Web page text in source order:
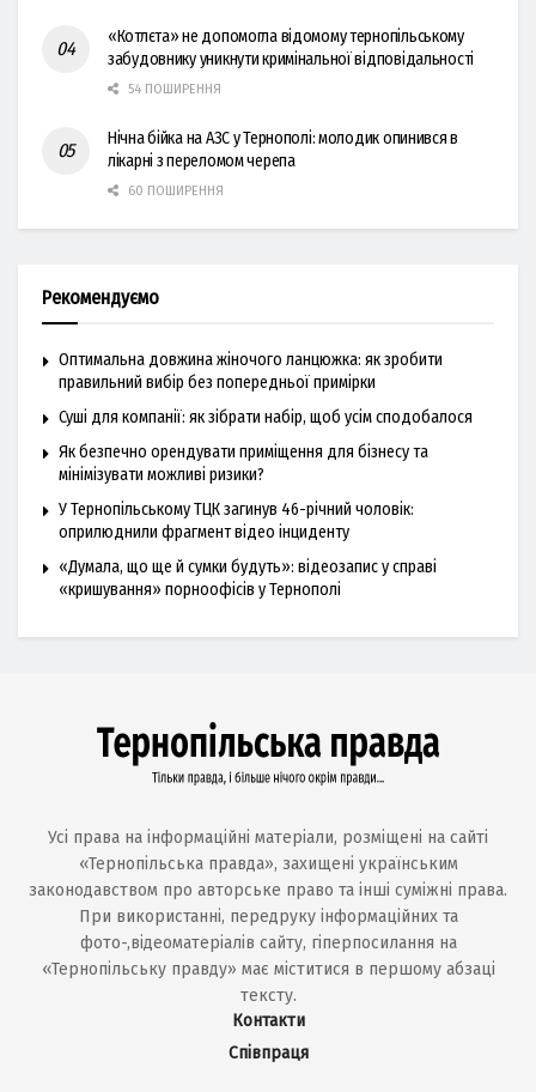
«Котлєта» не допомогла відомому тернопільському
забудовнику уникнути кримінальної відповідальності
54 ПОШИРЕННЯ
Нічна бійка на АЗС у Тернополі: молодик опинився в
лікарні з переломом черепа
60 ПОШИРЕННЯ
Рекомендуємо
Оптимальна довжина жіночого ланцюжка: як зробити
правильний вибір без попередньої примірки
Суші для компанії: як зібрати набір, щоб усім сподобалося
Як безпечно орендувати приміщення для бізнесу та
мінімізувати можливі ризики?
У Тернопільському ТЦК загинув 46-річний чоловік:
оприлюднили фрагмент відео інциденту
«Думала, що ще й сумки будуть»: відеозапис у справі
«кришування» порноофісів у Тернополі
Усі права на інформаційні матеріали, розміщені на сайті
«Тернопільська правда», захищені українським
законодавством про авторське право та інші суміжні права.
При використанні, передруку інформаційних та
фото-,відеоматеріалів сайту, гіперпосилання на
«Тернопільську правду» має міститися в першому абзаці
тексту.
Контакти
Співпраця